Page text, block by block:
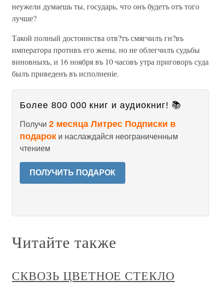
неужели думаешь ты, государь, что онъ будетъ отъ того
лучше?
Такой полный достоинства отв?тъ смягчилъ гн?въ
императора противъ его жены, но не облегчилъ судьбы
виновныхъ, и 16 ноября въ 10 часовъ утра приговоръ суда
былъ приведенъ въ исполненіе.
Более 800 000 книг и аудиокниг! 📚
Получи 2 месяца Литрес Подписки в
подарок и наслаждайся неограниченным
чтением
ПОЛУЧИТЬ ПОДАРОК
Читайте также
СКВОЗЬ ЦВЕТНОЕ СТЕКЛО